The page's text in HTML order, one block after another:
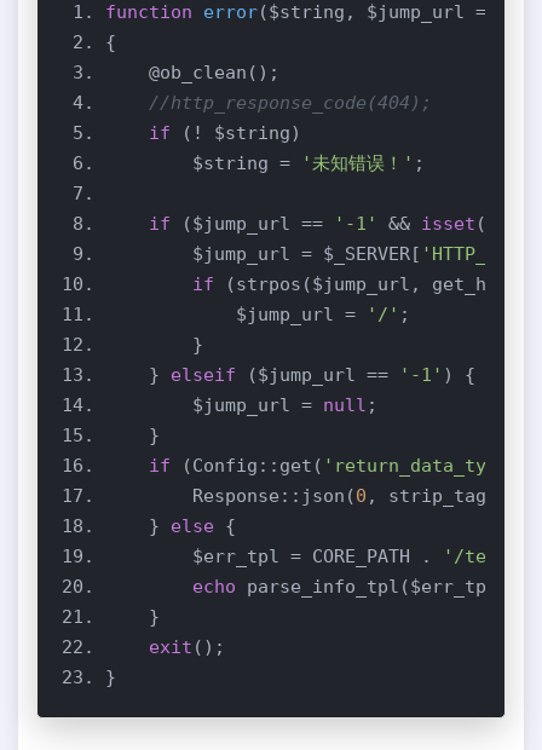
function error($string, $jump_url =
//http_response_code(404);
if
$string =
'未知错误！'
if ($jump_url == '-1' && isset
$jump_url = $_SERVER[
if (strpos($jump_url,
$jump_url =
'/'
} elseif ($jump_url == '-1'
$jump_url = null
if (Config::get( 'return_data_type'
Response::json(0
} else
$err_tpl = CORE_PATH .
'/
echo
exit